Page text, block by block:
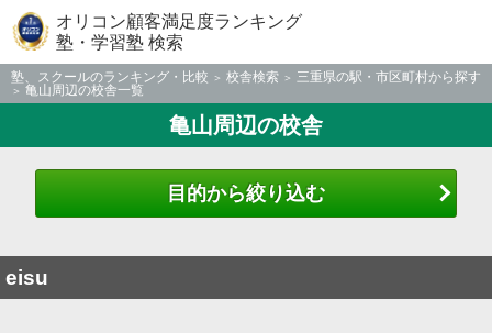
オリコン顧客満足度ランキング
塾・学習塾 検索
塾、スクールのランキング・比較 校舎検索
三重県の駅・市区町村から探す
亀山周辺の校舎一覧
亀山周辺の校舎
目的から絞り込む
eisu